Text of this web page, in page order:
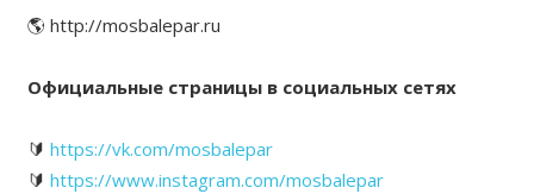
🌎 http://mosbalepar.ru
Официальные страницы в социальных сетях
🔰 https://vk.com/mosbalepar
🔰 https://www.instagram.com/mosbalepar